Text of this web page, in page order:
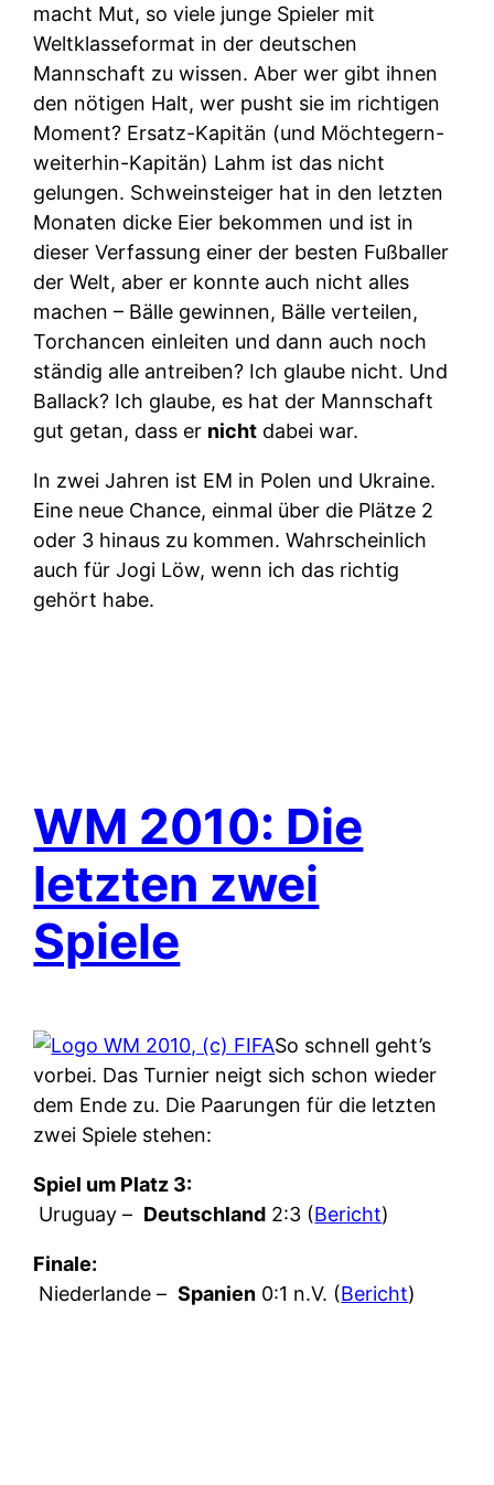
macht Mut, so viele junge Spieler mit
Weltklasseformat in der deutschen
Mannschaft zu wissen. Aber wer gibt ihnen
den nötigen Halt, wer pusht sie im richtigen
Moment? Ersatz-Kapitän (und Möchtegern-
weiterhin-Kapitän) Lahm ist das nicht
gelungen. Schweinsteiger hat in den letzten
Monaten dicke Eier bekommen und ist in
dieser Verfassung einer der besten Fußballer
der Welt, aber er konnte auch nicht alles
machen – Bälle gewinnen, Bälle verteilen,
Torchancen einleiten und dann auch noch
ständig alle antreiben? Ich glaube nicht. Und
Ballack? Ich glaube, es hat der Mannschaft
gut getan, dass er nicht dabei war.
In zwei Jahren ist EM in Polen und Ukraine.
Eine neue Chance, einmal über die Plätze 2
oder 3 hinaus zu kommen. Wahrscheinlich
auch für Jogi Löw, wenn ich das richtig
gehört habe.
WM 2010: Die
letzten zwei
Spiele
So schnell geht’s
vorbei. Das Turnier neigt sich schon wieder
dem Ende zu. Die Paarungen für die letzten
zwei Spiele stehen:
Spiel um Platz 3:
Uruguay – Deutschland 2:3 (Bericht)
Finale:
Niederlande – Spanien 0:1 n.V. (Bericht)